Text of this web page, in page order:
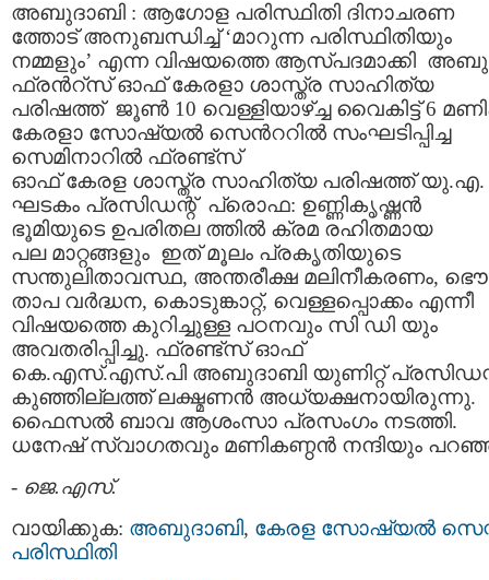
അബുദാബി : ആഗോള പരിസ്ഥിതി ദിനാചരണ
ത്തോട് അനുബന്ധിച്ച് ‘മാറുന്ന പരിസ്ഥിതിയും
നമ്മളും’ എന്ന വിഷയത്തെ ആസ്പദമാക്കി
ഫ്രന്‍റ്സ് ഓഫ് കേരളാ ശാസ്ത്ര സാഹിത്യ
പരിഷത്ത് ജൂണ്‍ 10 വെള്ളിയാഴ്ച്ച വൈകിട്ട് 6
കേരളാ സോഷ്യല്‍ സെന്‍ററില്‍ സംഘടിപ്പിച്ച
സെമിനാറില്‍ ഫ്രണ്ട്സ്
ഓഫ് കേരള ശാസ്ത്ര സാഹിത്യ പരിഷത്ത് യു.എ.
ഘടകം പ്രസിഡന്റ്‌ പ്രൊഫ: ഉണ്ണികൃഷ്ണന്‍
ഭൂമിയുടെ ഉപരിതല ത്തില്‍ ക്രമ രഹിതമായ
പല മാറ്റങ്ങളും ഇത് മൂലം പ്രകൃതിയുടെ
സന്തുലിതാവസ്ഥ, അന്തരീക്ഷ മലിനീകരണം,
താപ വര്‍ദ്ധന, കൊടുങ്കാറ്റ്, വെള്ളപ്പൊക്കം എന്നീ
വിഷയത്തെ കുറിച്ചുള്ള പഠനവും സി ഡി യും
അവതരിപ്പിച്ചു. ഫ്രണ്ട്സ് ഓഫ്
കെ.എസ്.എസ്.പി അബുദാബി യുണിറ്റ്
കുഞ്ഞില്ലത്ത് ലക്ഷ്മണന്‍ അധ്യക്ഷനായിരുന്നു.
ഫൈസല്‍ ബാവ ആശംസാ പ്രസംഗം നടത്തി.
ധനേഷ് സ്വാഗതവും മണികണ്ഠന്‍ നന്ദിയും
- ജെ.എസ്.
വായിക്കുക: അബുദാബി, കേരള സോഷ്യല്‍
പരിസ്ഥിതി